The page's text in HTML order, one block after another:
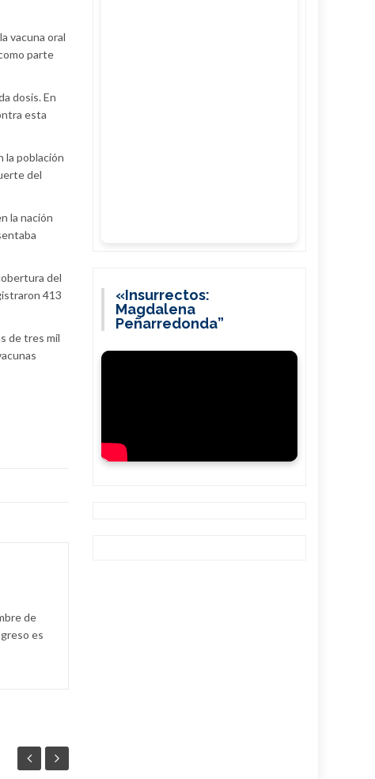
vacuna oral
parte
dosis. En
esta
la población
del
la nación
del
413
de tres mil
de
es
«Insurrectos:
Magdalena
Peñarredonda”